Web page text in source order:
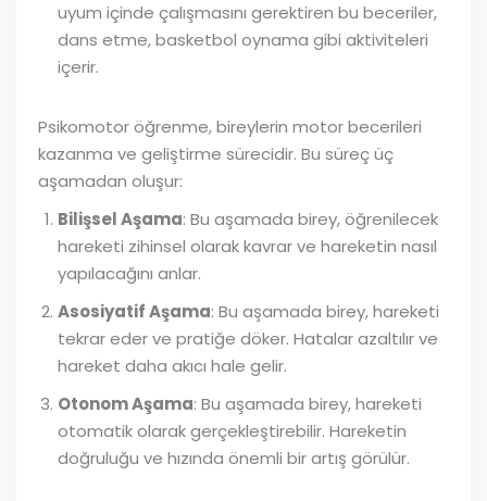
uyum içinde çalışmasını gerektiren bu beceriler,
dans etme, basketbol oynama gibi aktiviteleri
içerir.
Psikomotor öğrenme, bireylerin motor becerileri
kazanma ve geliştirme sürecidir. Bu süreç üç
aşamadan oluşur:
Bilişsel Aşama: Bu aşamada birey, öğrenilecek
hareketi zihinsel olarak kavrar ve hareketin nasıl
yapılacağını anlar.
Asosiyatif Aşama: Bu aşamada birey, hareketi
tekrar eder ve pratiğe döker. Hatalar azaltılır ve
hareket daha akıcı hale gelir.
Otonom Aşama: Bu aşamada birey, hareketi
otomatik olarak gerçekleştirebilir. Hareketin
doğruluğu ve hızında önemli bir artış görülür.